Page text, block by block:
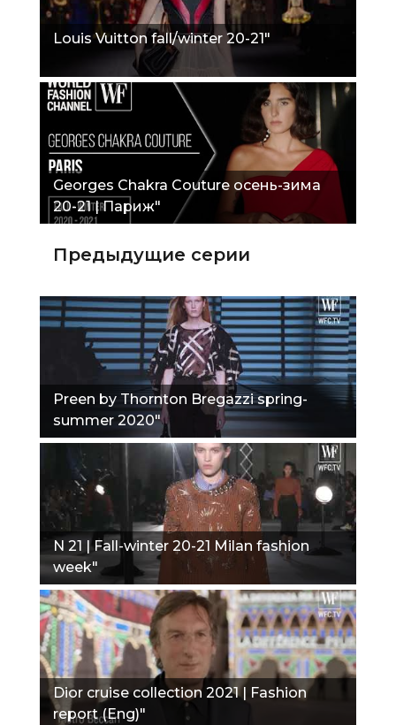
Louis Vuitton fall/winter 20-21"
Georges Chakra Couture осень-зима
20-21 | Париж"
Предыдущие серии
Preen by Thornton Bregazzi spring-
summer 2020"
N 21 | Fall-winter 20-21 Milan fashion
week"
Dior cruise collection 2021 | Fashion
report (Eng)"